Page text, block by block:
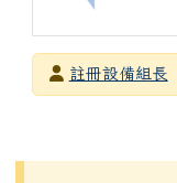
發布者註冊設備組長